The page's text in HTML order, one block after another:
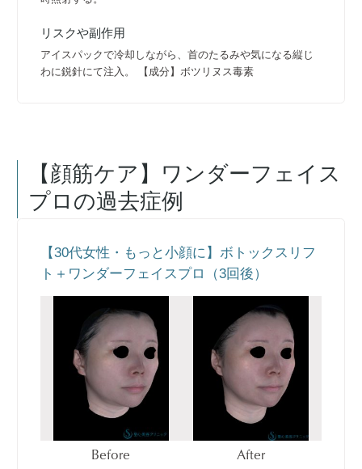
リスクや副作用
アイスパックで冷却しながら、首のたるみや気になる縦じ
わに鋭針にて注入。 【成分】ボツリヌス毒素
【顔筋ケア】ワンダーフェイス
プロ の過去症例
【30代女性・もっと小顔に】ボトックスリフ
ト＋ワンダーフェイスプロ（3回後）
Before After